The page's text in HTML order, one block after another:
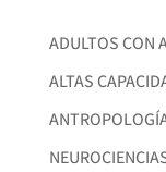
ADULTOS CON
ALTAS